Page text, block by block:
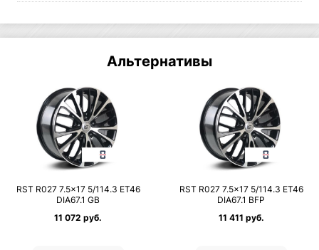
Альтернативы
RST R027 7.5×17 5/114.3 ET46
DIA67.1 GB
11 072 руб.
RST R027 7.5×17 5/114.3 ET46
DIA67.1 BFP
11 411 руб.